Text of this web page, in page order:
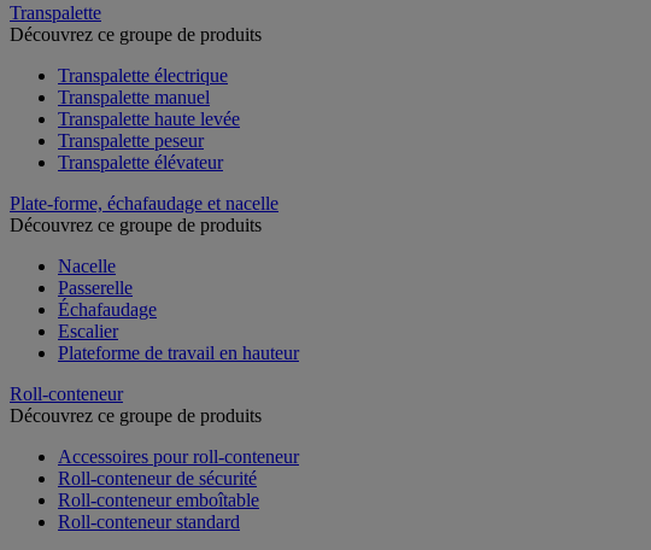
Transpalette
Découvrez ce groupe de produits
Transpalette électrique
Transpalette manuel
Transpalette haute levée
Transpalette peseur
Transpalette élévateur
Plate-forme, échafaudage et nacelle
Découvrez ce groupe de produits
Nacelle
Passerelle
Échafaudage
Escalier
Plateforme de travail en hauteur
Roll-conteneur
Découvrez ce groupe de produits
Accessoires pour roll-conteneur
Roll-conteneur de sécurité
Roll-conteneur emboîtable
Roll-conteneur standard